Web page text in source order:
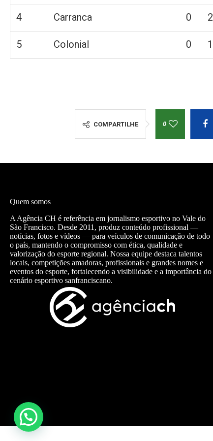
4 Carranca 0 2
5 Colonial 0 1
COMPARTILHE 0
Quem somos
A Agência CH é referência em jornalismo esportivo no Vale do
São Francisco. Desde 2011, produz conteúdo profissional —
notícias, fotos e vídeos — para veículos de comunicação de todo
o país, mantendo o compromisso com ética, qualidade e
valorização do esporte regional. Nossa equipe destaca talentos
locais, competições amadoras, profissionais e grandes nomes e
eventos do esporte, fortalecendo a visibilidade e a importância do
cenário esportivo sanfranciscano.